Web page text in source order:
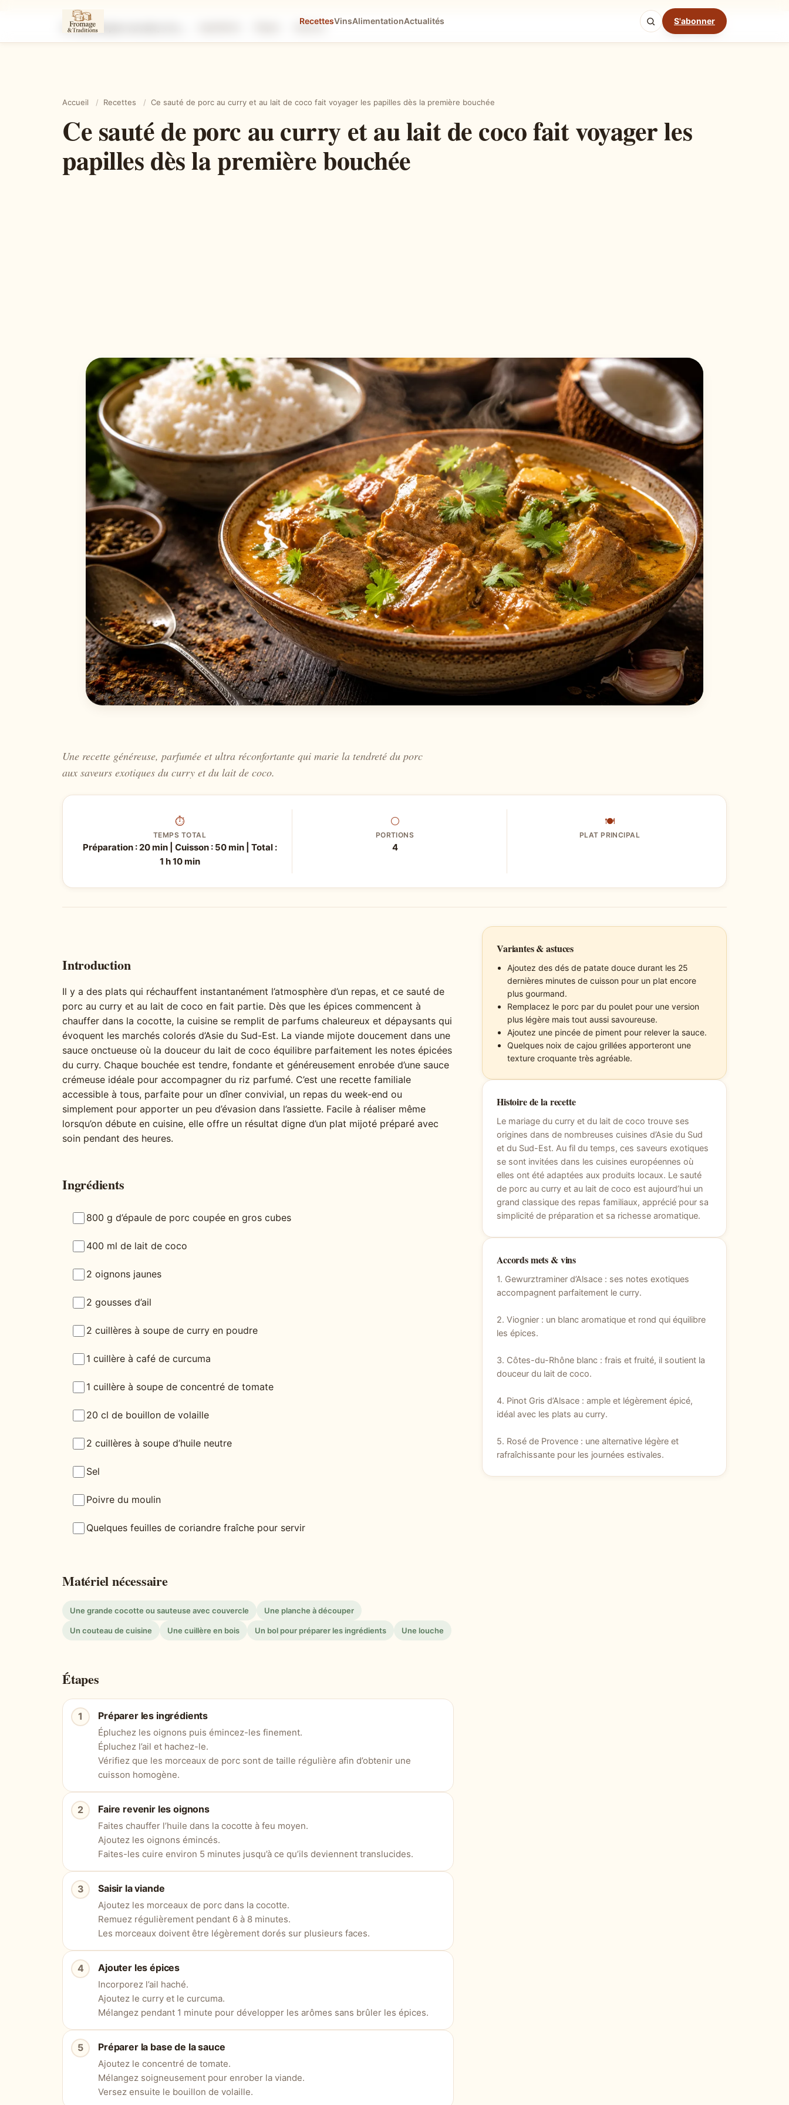
RecettesVinsAlimentationActualités S'abonner
Astuces Mode cuisine
Accueil / Recettes / Ce sauté de porc au curry et au lait de coco fait voyager les papilles dès la première bouchée
Ce sauté de porc au curry et au lait de coco fait voyager les
papilles dès la première bouchée
Une recette généreuse, parfumée et ultra réconfortante qui marie la tendreté du porc
aux saveurs exotiques du curry et du lait de coco.
⏱
TEMPS TOTAL
Préparation : 20 min | Cuisson : 50 min | Total :
1 h 10 min
⚪
PORTIONS
4
🍽
PLAT PRINCIPAL
Introduction
Il y a des plats qui réchauffent instantanément l’atmosphère d’un repas, et ce sauté de
porc au curry et au lait de coco en fait partie. Dès que les épices commencent à
chauffer dans la cocotte, la cuisine se remplit de parfums chaleureux et dépaysants qui
évoquent les marchés colorés d’Asie du Sud-Est. La viande mijote doucement dans une
sauce onctueuse où la douceur du lait de coco équilibre parfaitement les notes épicées
du curry. Chaque bouchée est tendre, fondante et généreusement enrobée d’une sauce
crémeuse idéale pour accompagner du riz parfumé. C’est une recette familiale
accessible à tous, parfaite pour un dîner convivial, un repas du week-end ou
simplement pour apporter un peu d’évasion dans l’assiette. Facile à réaliser même
lorsqu’on débute en cuisine, elle offre un résultat digne d’un plat mijoté préparé avec
soin pendant des heures.
Ingrédients
800 g d’épaule de porc coupée en gros cubes
400 ml de lait de coco
2 oignons jaunes
2 gousses d’ail
2 cuillères à soupe de curry en poudre
1 cuillère à café de curcuma
1 cuillère à soupe de concentré de tomate
20 cl de bouillon de volaille
2 cuillères à soupe d’huile neutre
Sel
Poivre du moulin
Quelques feuilles de coriandre fraîche pour servir
Matériel nécessaire
Une grande cocotte ou sauteuse avec couvercle Une planche à découper
Un couteau de cuisine Une cuillère en bois Un bol pour préparer les ingrédients Une louche
Étapes
Préparer les ingrédients
Épluchez les oignons puis émincez-les finement.
Épluchez l’ail et hachez-le.
Vérifiez que les morceaux de porc sont de taille régulière afin d’obtenir une
cuisson homogène.
Faire revenir les oignons
Faites chauffer l’huile dans la cocotte à feu moyen.
Ajoutez les oignons émincés.
Faites-les cuire environ 5 minutes jusqu’à ce qu’ils deviennent translucides.
Saisir la viande
Ajoutez les morceaux de porc dans la cocotte.
Remuez régulièrement pendant 6 à 8 minutes.
Les morceaux doivent être légèrement dorés sur plusieurs faces.
Ajouter les épices
Incorporez l’ail haché.
Ajoutez le curry et le curcuma.
Mélangez pendant 1 minute pour développer les arômes sans brûler les épices.
Préparer la base de la sauce
Ajoutez le concentré de tomate.
Mélangez soigneusement pour enrober la viande.
Versez ensuite le bouillon de volaille.
Variantes & astuces
Ajoutez des dés de patate douce durant les 25
dernières minutes de cuisson pour un plat encore
plus gourmand.
Remplacez le porc par du poulet pour une version
plus légère mais tout aussi savoureuse.
Ajoutez une pincée de piment pour relever la sauce.
Quelques noix de cajou grillées apporteront une
texture croquante très agréable.
Histoire de la recette
Le mariage du curry et du lait de coco trouve ses
origines dans de nombreuses cuisines d’Asie du Sud
et du Sud-Est. Au fil du temps, ces saveurs exotiques
se sont invitées dans les cuisines européennes où
elles ont été adaptées aux produits locaux. Le sauté
de porc au curry et au lait de coco est aujourd’hui un
grand classique des repas familiaux, apprécié pour sa
simplicité de préparation et sa richesse aromatique.
Accords mets & vins
1. Gewurztraminer d’Alsace : ses notes exotiques
accompagnent parfaitement le curry.
2. Viognier : un blanc aromatique et rond qui équilibre
les épices.
3. Côtes-du-Rhône blanc : frais et fruité, il soutient la
douceur du lait de coco.
4. Pinot Gris d’Alsace : ample et légèrement épicé,
idéal avec les plats au curry.
5. Rosé de Provence : une alternative légère et
rafraîchissante pour les journées estivales.